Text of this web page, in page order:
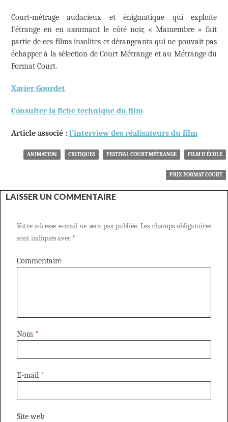
Court-métrage audacieux et énigmatique qui exploite
l’étrange en en assumant le côté noir, « Mamembre » fait
partie de ces films insolites et dérangeants qui ne pouvait pas
échapper à la sélection de Court Métrange et au Métrange du
Format Court.
Xavier Gourdet
Consulter la fiche technique du film
Article associé : l’interview des réalisateurs du film
ANIMATION CRITIQUES FESTIVAL COURT MÉTRANGE FILM D'ÉCOLE
PRIX FORMAT COURT
LAISSER UN COMMENTAIRE
Votre adresse e-mail ne sera pas publiée. Les champs obligatoires
sont indiqués avec *
Commentaire
Nom *
E-mail *
Site web